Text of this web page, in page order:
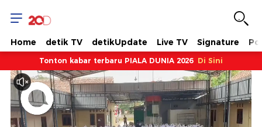
Home detik TV detikUpdate Live TV Signature
Tonton kabar terbaru PIALA DUNIA 2026 Di Sini